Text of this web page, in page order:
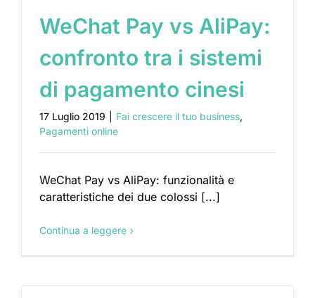
WeChat Pay vs AliPay:
confronto tra i sistemi
di pagamento cinesi
17 Luglio 2019 Fai crescere il tuo business,
Pagamenti online
WeChat Pay vs AliPay: funzionalità e
caratteristiche dei due colossi [...]
Continua a leggere